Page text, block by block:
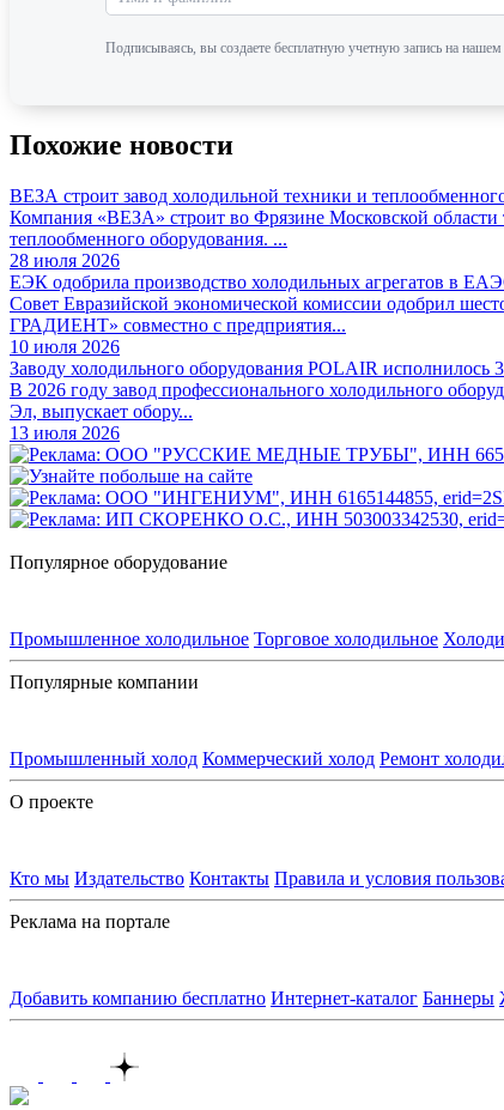
Подписываясь, вы создаете бесплатную учетную запись на нашем
Похожие новости
ВЕЗА строит завод холодильной техники и
Компания «ВЕЗА» строит во Фрязине Московской
теплообменного оборудования. ...
28 июля 2026
ЕЭК одобрила производство холодильных агрегатов в
Совет Евразийской экономической комиссии одобрил
ГРАДИЕНТ» совместно с предприятия...
10 июля 2026
Заводу холодильного оборудования POLAIR исполнилось
В 2026 году завод профессионального холодильного
Эл, выпускает обору...
13 июля 2026
Популярное оборудование
Промышленное холодильное Торговое холодильное
Популярные компании
Промышленный холод Коммерческий холод Ремонт
О проекте
Кто мы Издательство Контакты Правила и условия
Реклама на портале
Добавить компанию бесплатно Интернет-каталог Баннеры